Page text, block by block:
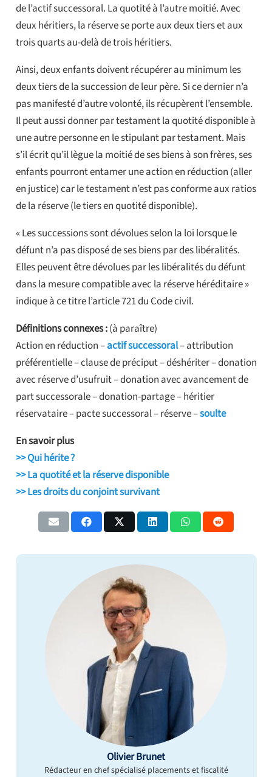
de l’actif successoral. La quotité à l’autre moitié. Avec
deux héritiers, la réserve se porte aux deux tiers et aux
trois quarts au-delà de trois héritiers.
Ainsi, deux enfants doivent récupérer au minimum les
deux tiers de la succession de leur père. Si ce dernier n’a
pas manifesté d’autre volonté, ils récupèrent l’ensemble.
Il peut aussi donner par testament la quotité disponible à
une autre personne en le stipulant par testament. Mais
s’il écrit qu’il lègue la moitié de ses biens à son frères, ses
enfants pourront entamer une action en réduction (aller
en justice) car le testament n’est pas conforme aux ratios
de la réserve (le tiers en quotité disponible).
« Les successions sont dévolues selon la loi lorsque le
défunt n’a pas disposé de ses biens par des libéralités.
Elles peuvent être dévolues par les libéralités du défunt
dans la mesure compatible avec la réserve héréditaire »
indique à ce titre l’article 721 du Code civil.
Définitions connexes :(à paraître)
Action en réduction –actif successoral– attribution
préférentielle – clause de préciput – déshériter – donation
avec réserve d’usufruit – donation avec avancement de
part successorale – donation-partage – héritier
réservataire – pacte successoral – réserve –soulte
En savoir plus
>> Qui hérite ?
>> La quotité et la réserve disponible
>> Les droits du conjoint survivant
Olivier Brunet
Rédacteur en chef spécialisé placements et fiscalité